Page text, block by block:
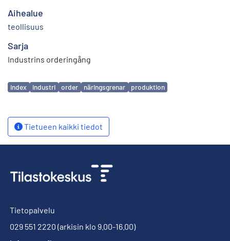
Aihealue
teollisuus
Sarja
Industrins orderingång
Avainsanat
index industri order näringsgrenar produktion
Tietueen kaikki tiedot
Tietopalvelu
029 551 2220 (arkisin klo 9.00-16.00)